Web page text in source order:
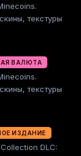
текстуры
ВАЛЮТА
текстуры
ИЗДАНИЕ
DLC: